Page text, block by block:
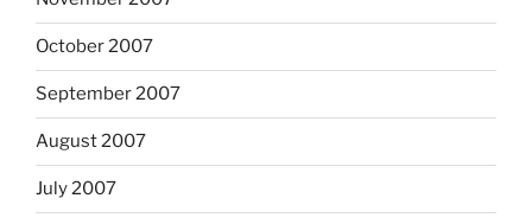
October 2007
September 2007
August 2007
July 2007